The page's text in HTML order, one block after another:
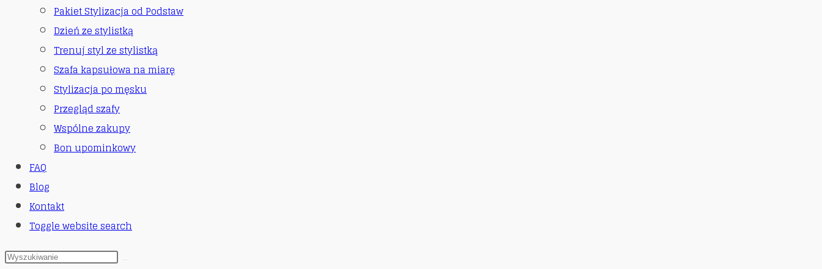
Pakiet Stylizacja od Podstaw
Dzień ze stylistką
Trenuj styl ze stylistką
Szafa kapsułowa na miarę
Stylizacja po męsku
Przegląd szafy
Wspólne zakupy
Bon upominkowy
FAQ
Blog
Kontakt
Toggle website search